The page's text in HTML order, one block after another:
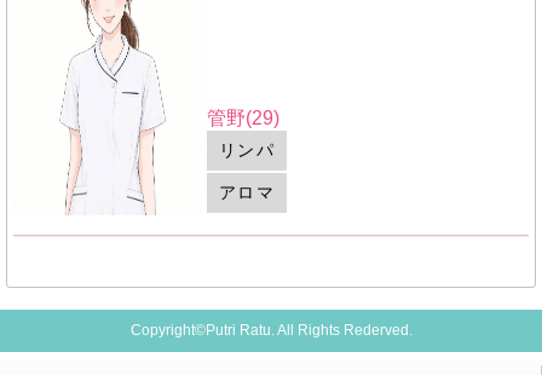
管野(29)
リンパ
アロマ
Copyright©Putri Ratu. All Rights Rederved.